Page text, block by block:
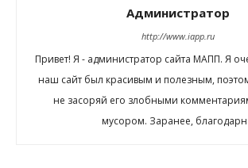
Администратор
http://www.iapp.ru
Привет! Я - администратор сайта МАПП. Я
наш сайт был красивым и полезным,
не засоряй его злобными
мусором. Заранее,